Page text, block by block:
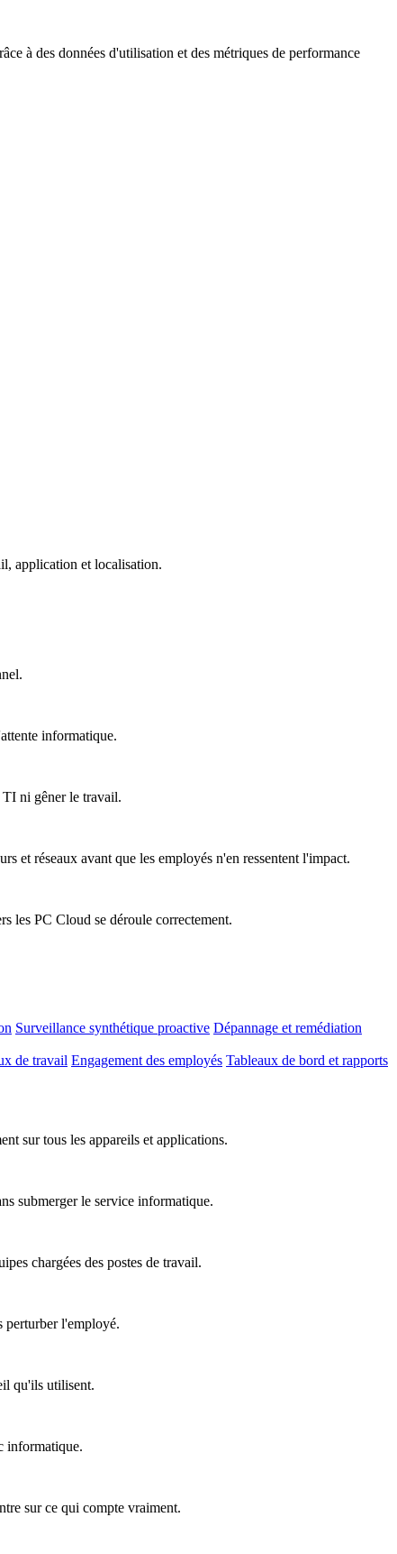
à des données d'utilisation et des métriques de performance
application et localisation.
informatique.
TI ni gêner le travail.
et réseaux avant que les employés n'en ressentent l'impact.
les PC Cloud se déroule correctement.
Surveillance synthétique proactive Dépannage et remédiation
de travail Engagement des employés Tableaux de bord et rapports
sur tous les appareils et applications.
submerger le service informatique.
chargées des postes de travail.
perturber l'employé.
qu'ils utilisent.
informatique.
sur ce qui compte vraiment.